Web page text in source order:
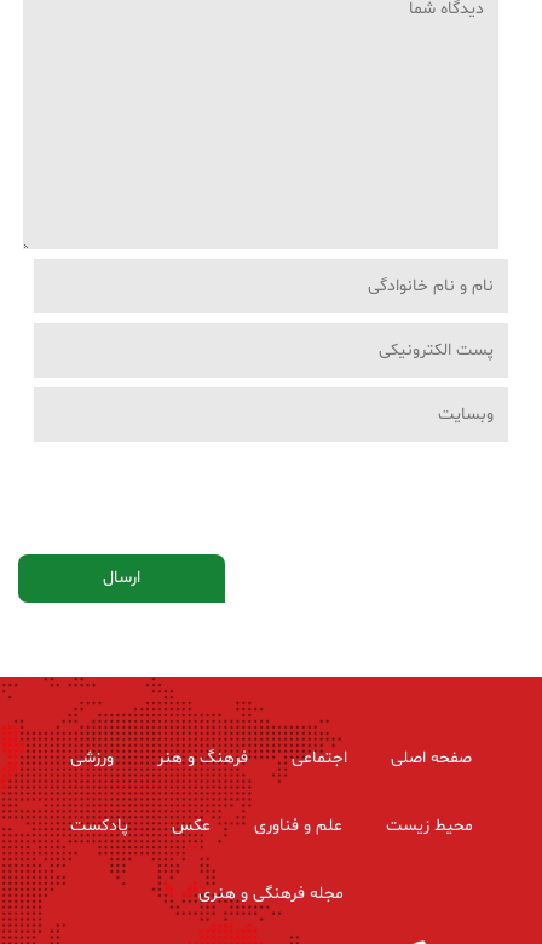
صفحه اصلی اجتماعی فرهنگ و هنر ورزشی
محیط زیست علم و فناوری عکس پادکست
مجله فرهنگی و هنری